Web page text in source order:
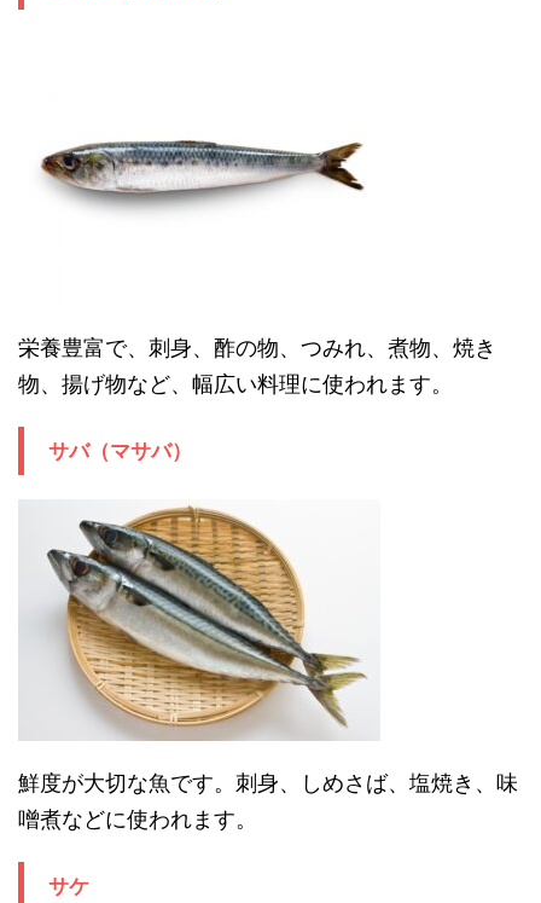
栄養豊富で、刺身、酢の物、つみれ、煮物、焼き
物、揚げ物など、幅広い料理に使われます。
サバ（マサバ）
鮮度が大切な魚です。刺身、しめさば、塩焼き、味
噌煮などに使われます。
サケ